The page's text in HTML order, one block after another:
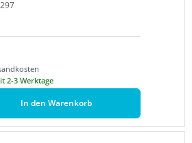
2-3 Werktage
In den Warenkorb